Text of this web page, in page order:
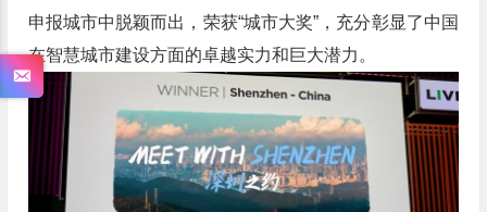
申报城市中脱颖而出，荣获“城市大奖”，充分彰显了中国
在智慧城市建设方面的卓越实力和巨大潜力。